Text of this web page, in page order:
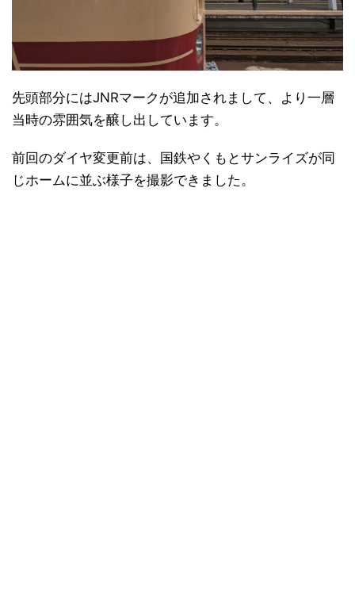
先頭部分にはJNRマークが追加されまして、より一層
当時の雰囲気を醸し出しています。
前回のダイヤ変更前は、国鉄やくもとサンライズが同
じホームに並ぶ様子を撮影できました。